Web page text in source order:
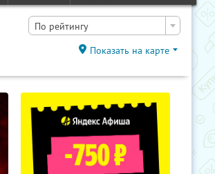
По рейтингу
Показать на карте